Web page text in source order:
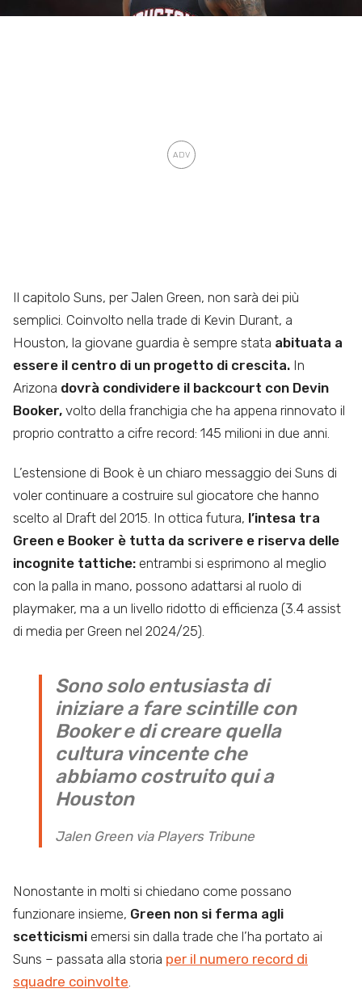
Il capitolo Suns, per Jalen Green, non sarà dei più
semplici. Coinvolto nella trade di Kevin Durant, a
Houston, la giovane guardia è sempre stata abituata a
essere il centro di un progetto di crescita. In
Arizona dovrà condividere il backcourt con Devin
Booker, volto della franchigia che ha appena rinnovato il
proprio contratto a cifre record: 145 milioni in due anni.
L’estensione di Book è un chiaro messaggio dei Suns di
voler continuare a costruire sul giocatore che hanno
scelto al Draft del 2015. In ottica futura, l’intesa tra
Green e Booker è tutta da scrivere e riserva delle
incognite tattiche: entrambi si esprimono al meglio
con la palla in mano, possono adattarsi al ruolo di
playmaker, ma a un livello ridotto di efficienza (3.4 assist
di media per Green nel 2024/25).
Sono solo entusiasta di
iniziare a fare scintille con
Booker e di creare quella
cultura vincente che
abbiamo costruito qui a
Houston
Jalen Green via Players Tribune
Nonostante in molti si chiedano come possano
funzionare insieme, Green non si ferma agli
scetticismi emersi sin dalla trade che l’ha portato ai
Suns – passata alla storia per il numero record di
squadre coinvolte